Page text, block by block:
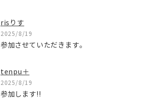
risりす
2025/8/19
参加させていただきます。
tenpu＋
2025/8/19
参加します!!